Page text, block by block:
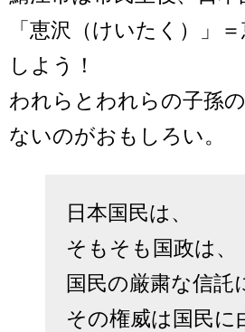
「恵沢（けいたく）」
しよう！
われらとわれらの子孫
ないのがおもしろい。
日本国民は、
そもそも国政は、
国民の厳粛な信
その権威は国民に